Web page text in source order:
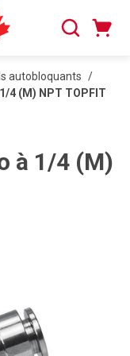
Recherche
autobloquants /
4 (M) NPT TOPFIT
à 1/4 (M)